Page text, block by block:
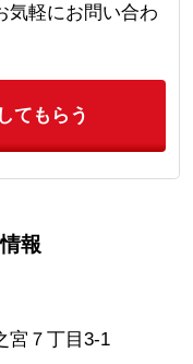
気軽にお問い合わ
てもらう
報
宮７丁目3-1